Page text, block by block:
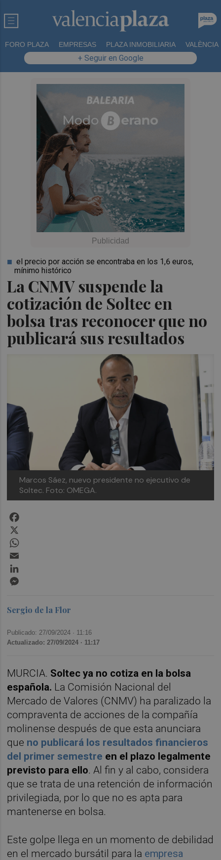
FORO PLAZA EMPRESAS PLAZA INMOBILIARIA VALÈNCIA
+ Seguir en Google
La CNMV suspende la
cotización de Soltec en
bolsa tras reconocer que no
publicará sus resultados
el precio por acción se encontraba en los 1,6 euros,
mínimo histórico
Marcos Sáez, nuevo presidente no ejecutivo de
Soltec. Foto: OMEGA.
Sergio de la Flor
Publicado: 27/09/2024 · 11:16
Actualizado: 27/09/2024 · 11:17
MURCIA. Soltec ya no cotiza en la bolsa
española. La Comisión Nacional del
Mercado de Valores (CNMV) ha paralizado la
compraventa de acciones de la compañía
molinense después de que esta anunciara
que no publicará los resultados financieros
del primer semestre en el plazo legalmente
previsto para ello. Al fin y al cabo, considera
que se trata de una retención de información
privilegiada, por lo que no es apta para
mantenerse en bolsa.
Este golpe llega en un momento de debilidad
en el mercado bursátil para la empresa